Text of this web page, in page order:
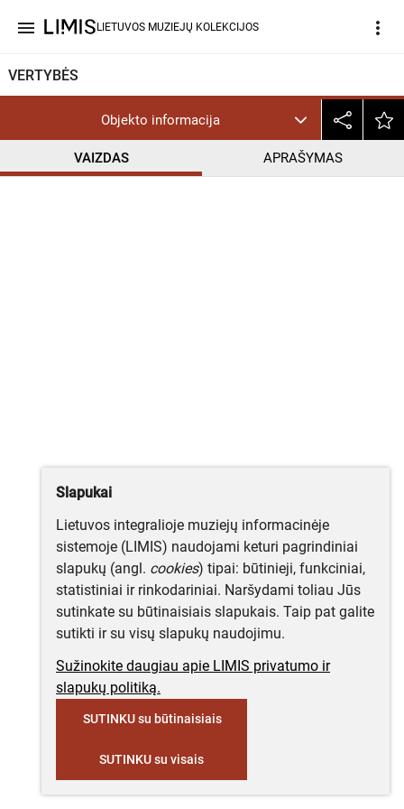
menu LIETUVOS MUZIEJŲ KOLEKCIJOS more_vert
VERTYBĖS
Objekto informacija
VAIZDAS APRAŠYMAS
Slapukai
Lietuvos integralioje muziejų informacinėje
sistemoje (LIMIS) naudojami keturi pagrindiniai
slapukų (angl. cookies) tipai: būtinieji, funkciniai,
statistiniai ir rinkodariniai. Naršydami toliau Jūs
sutinkate su būtinaisiais slapukais. Taip pat galite
sutikti ir su visų slapukų naudojimu.
Sužinokite daugiau apie LIMIS privatumo ir
slapukų politiką.
SUTINKU su būtinaisiais
SUTINKU su visais